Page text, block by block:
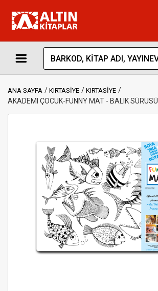
ANA SAYFA KIRTASİYE KIRTASİYE
AKADEMI ÇOCUK-FUNNY MAT - BALIK SÜRÜSÜ